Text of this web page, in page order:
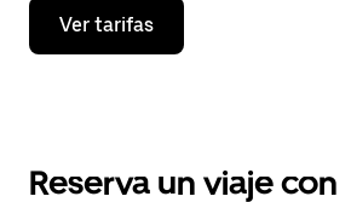
Presiona
flecha
el
Ver tarifas
Reserva un viaje con